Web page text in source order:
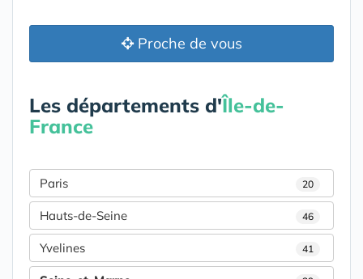
Proche de vous
Les départements d'Île-de-
France
Paris 20
Hauts-de-Seine 46
Yvelines 41